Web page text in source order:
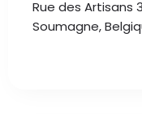
Rue des Artisans
Soumagne,